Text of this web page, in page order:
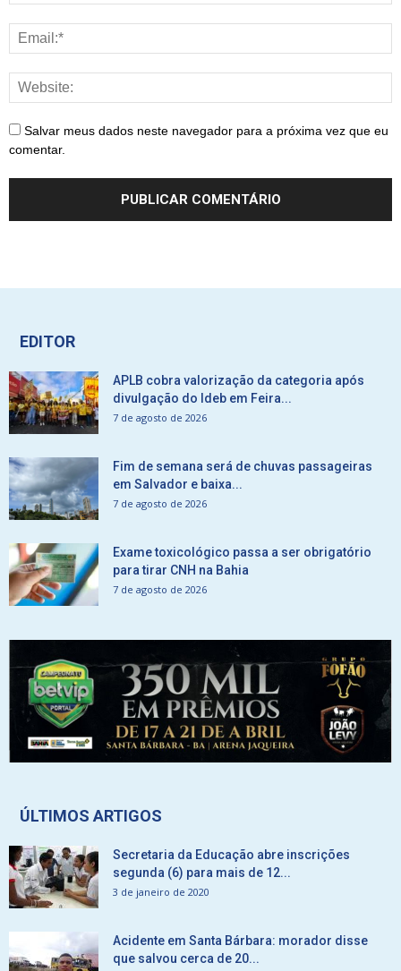
Salvar meus dados neste navegador para a próxima vez que eu
comentar.
EDITOR
APLB cobra valorização da categoria após
divulgação do Ideb em Feira...
7 de agosto de 2026
Fim de semana será de chuvas passageiras
em Salvador e baixa...
7 de agosto de 2026
Exame toxicológico passa a ser obrigatório
para tirar CNH na Bahia
7 de agosto de 2026
ÚLTIMOS ARTIGOS
Secretaria da Educação abre inscrições
segunda (6) para mais de 12...
3 de janeiro de 2020
Acidente em Santa Bárbara: morador disse
que salvou cerca de 20...